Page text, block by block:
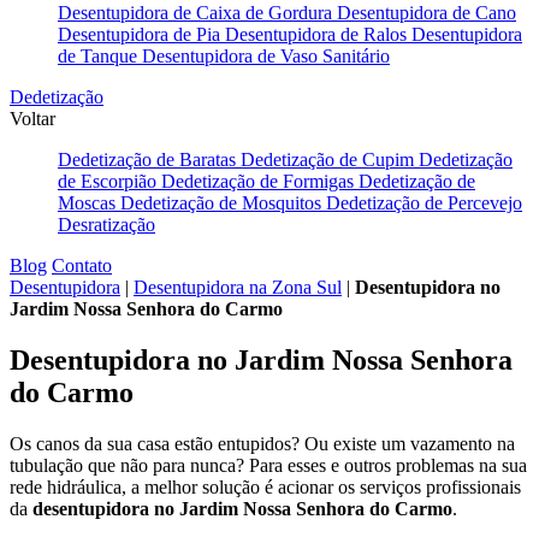
Desentupidora de Caixa de Gordura Desentupidora de Cano
Desentupidora de Pia Desentupidora de Ralos Desentupidora
de Tanque Desentupidora de Vaso Sanitário
Dedetização
Voltar
Dedetização de Baratas Dedetização de Cupim Dedetização
de Escorpião Dedetização de Formigas Dedetização de
Moscas Dedetização de Mosquitos Dedetização de Percevejo
Desratização
Blog Contato
Desentupidora | Desentupidora na Zona Sul | Desentupidora no
Jardim Nossa Senhora do Carmo
Desentupidora no Jardim Nossa Senhora
do Carmo
Os canos da sua casa estão entupidos? Ou existe um vazamento na
tubulação que não para nunca? Para esses e outros problemas na sua
rede hidráulica, a melhor solução é acionar os serviços profissionais
da desentupidora no Jardim Nossa Senhora do Carmo.